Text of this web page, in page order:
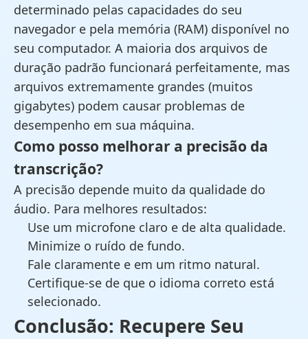
determinado pelas capacidades do seu
navegador e pela memória (RAM) disponível no
seu computador. A maioria dos arquivos de
duração padrão funcionará perfeitamente, mas
arquivos extremamente grandes (muitos
gigabytes) podem causar problemas de
desempenho em sua máquina.
Como posso melhorar a precisão da
transcrição?
A precisão depende muito da qualidade do
áudio. Para melhores resultados:
Use um microfone claro e de alta qualidade.
Minimize o ruído de fundo.
Fale claramente e em um ritmo natural.
Certifique-se de que o idioma correto está
selecionado.
Conclusão: Recupere Seu